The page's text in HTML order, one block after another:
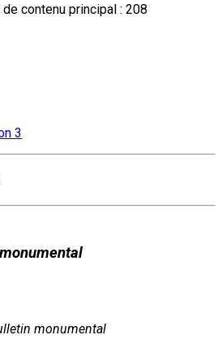
contenu principal : 208
3
monumental